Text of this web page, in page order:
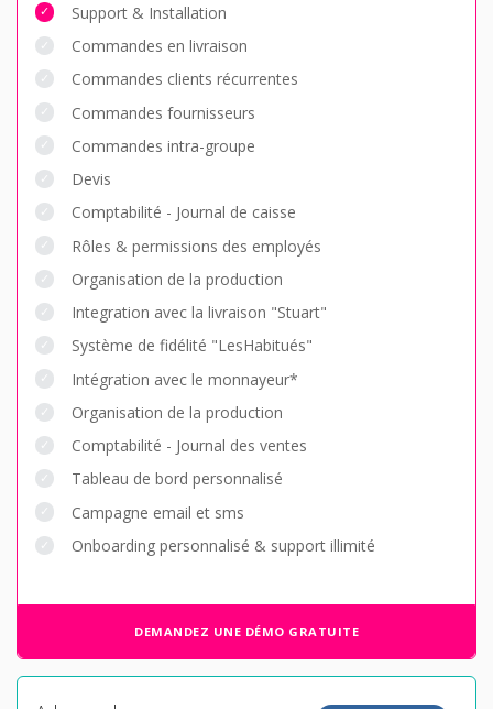
Support & Installation
Commandes en livraison
Commandes clients récurrentes
Commandes fournisseurs
Commandes intra-groupe
Devis
Comptabilité - Journal de caisse
Rôles & permissions des employés
Organisation de la production
Integration avec la livraison "Stuart"
Système de fidélité "LesHabitués"
Intégration avec le monnayeur*
Organisation de la production
Comptabilité - Journal des ventes
Tableau de bord personnalisé
Campagne email et sms
Onboarding personnalisé & support illimité
DEMANDEZ UNE DÉMO GRATUITE